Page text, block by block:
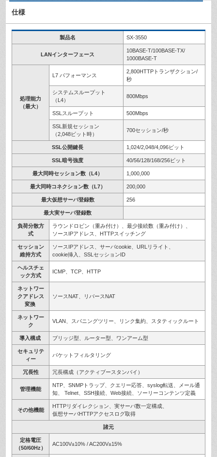
仕様
製品名 SX-3550
LANインターフェース
10BASE-T/100BASE-TX/
1000BASE-T
処理能力
（最大）
L7 パフォーマンス
2,800HTTPトランザクション/
秒
システムスループット
（L4）
800Mbps
SSLスループット 500Mbps
SSL新規セッション
（2,048ビット時）
700セッション/秒
SSL公開鍵長 1,024/2,048/4,096ビット
SSL暗号強度 40/56/128/168/256ビット
最大同時セッション数（L4） 1,000,000
最大同時コネクション数（L7） 200,000
最大仮想サーバ登録数 256
最大実サーバ登録数
負荷分散方
式
ラウンドロビン（重み付け）、最少接続数（重み付け）、
ソースIPアドレス、HTTPスイッチング
セッション
維持方式
ソースIPアドレス、サーバcookie、URLリライト、
cookie挿入、SSLセッションID
ヘルスチェ
ック方式
ICMP、TCP、HTTP
ネットワー
クアドレス
変換
ソースNAT、リバースNAT
ネットワー
ク
VLAN、スパニングツリー、リンク集約、スタティックルート
導入構成 ブリッジ型、ルーター型、ワンアーム型
セキュリテ
ィー
パケットフィルタリング
冗長性 冗長構成（アクティブースタンバイ）
管理機能
NTP、SNMPトラップ、クエリー応答、syslog転送、メール通
知、 Telnet、SSH接続、Web接続、ソーリーコンテンツ定義
その他機能
HTTPリダイレクション、実サーバ数一定構成、
仮想サーバHTTPアクセスログ取得
諸元
定格電圧
（50/60Hz）
AC100V±10% / AC200V±15%